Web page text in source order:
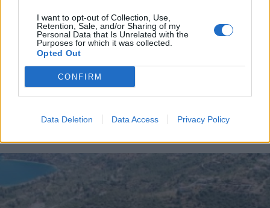
I want to opt-out of Collection, Use,
Retention, Sale, and/or Sharing of my
Personal Data that Is Unrelated with the
Purposes for which it was collected.
Opted Out
CONFIRM
Data Deletion Data Access Privacy Policy
Διάβασε περισσότερα
Πελοπόννησος Αστυνομικό ρεπορτάζ